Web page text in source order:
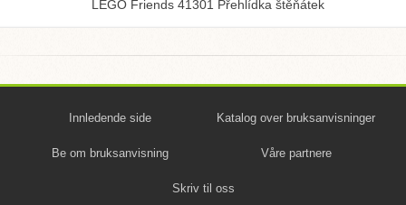
LEGO Friends 41301 Přehlídka štěňátek
Innledende side Katalog over bruksanvisninger
Be om bruksanvisning Våre partnere
Skriv til oss